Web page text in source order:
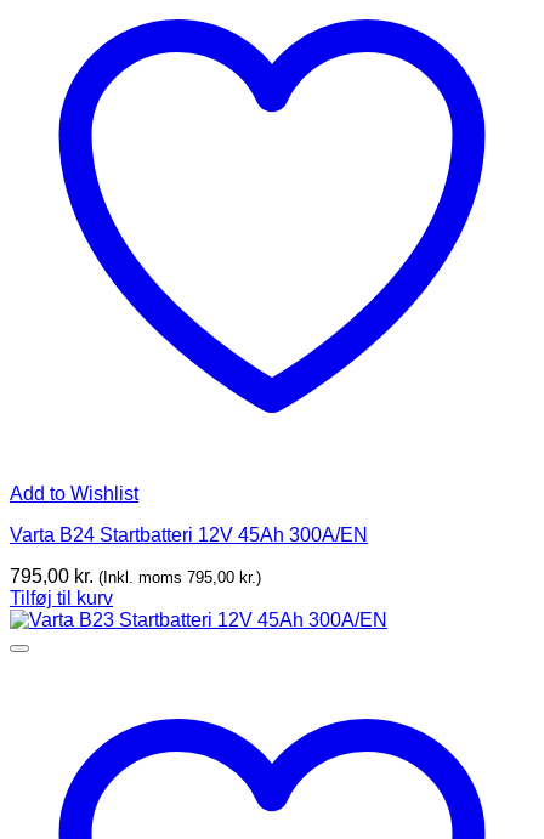
Add to Wishlist
Varta B24 Startbatteri 12V 45Ah 300A/EN
795,00 kr. (Inkl. moms 795,00 kr.)
Tilføj til kurv